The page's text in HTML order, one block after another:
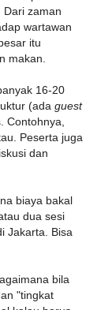
Dari zaman
wartawan
itu
makan.
16-20
(ada guest
Contohnya,
. Peserta juga
dan
biaya bakal
dua sesi
Jakarta. Bisa
bila
"tingkat